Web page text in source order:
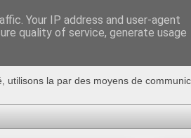
la par des moyens de
Your IP address and user-agent
quality of service, generate usage